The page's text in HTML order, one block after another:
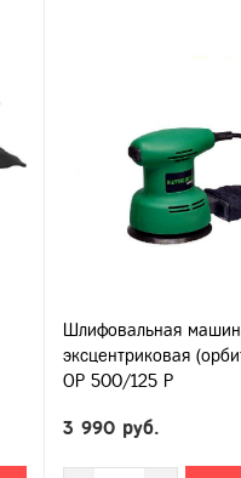
Шлифовальная
эксцентриковая
OР 500/125 Р
3 990 руб.